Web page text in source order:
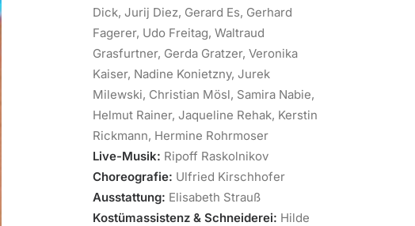
Dick, Jurij Diez, Gerard Es, Gerhard
Fagerer, Udo Freitag, Waltraud
Grasfurtner, Gerda Gratzer, Veronika
Kaiser, Nadine Konietzny, Jurek
Milewski, Christian Mösl, Samira Nabie,
Helmut Rainer, Jaqueline Rehak, Kerstin
Rickmann, Hermine Rohrmoser
Live-Musik: Ripoff Raskolnikov
Choreografie: Ulfried Kirschhofer
Ausstattung: Elisabeth Strauß
Kostümassistenz & Schneiderei: Hilde